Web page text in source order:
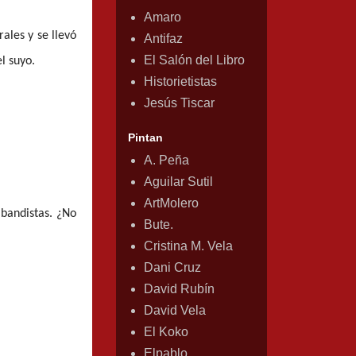
y se llevó
suyo.
¿No
Amaro
Antifaz
El Salón del Libro
Historietistas
Jesús Tiscar
Pintan
A. Peña
Aguilar Sutil
ArtMolero
Bute.
Cristina M. Vela
Dani Cruz
David Rubín
David Vela
El Koko
Elpablo